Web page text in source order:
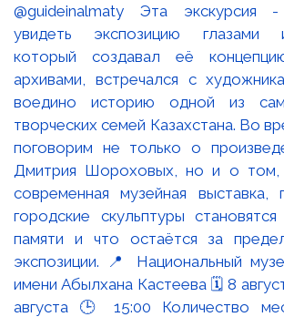
@guideinalmaty Эта экскурсия
увидеть экспозицию глазами
который создавал её
архивами, встречался с
воедино историю одной из
творческих семей Казахстана. Во
поговорим не только о
Дмитрия Шороховых, но и о том,
современная музейная выставка,
городские скульптуры
памяти и что остаётся за
экспозиции. 📍 Национальный
имени Абылхана Кастеева 🗓 8
августа 🕒 15:00 Количество